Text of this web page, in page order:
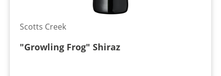
Scotts Creek
"Growling Frog" Shiraz